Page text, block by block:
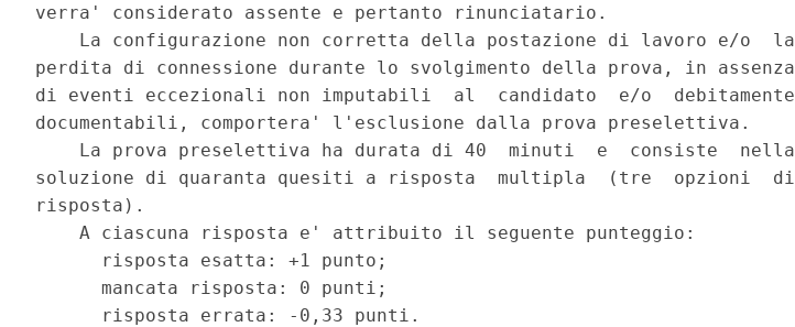
verra' considerato assente e pertanto rinunciatario.
    La configurazione non corretta della postazione di lavoro e/o  la
perdita di connessione durante lo svolgimento della prova, in assenza
di eventi eccezionali non imputabili  al  candidato  e/o  debitamente
documentabili, comportera' l'esclusione dalla prova preselettiva.
    La prova preselettiva ha durata di 40  minuti  e  consiste  nella
soluzione di quaranta quesiti a risposta  multipla  (tre  opzioni  di
risposta).
    A ciascuna risposta e' attribuito il seguente punteggio:
      risposta esatta: +1 punto;
      mancata risposta: 0 punti;
      risposta errata: -0,33 punti.